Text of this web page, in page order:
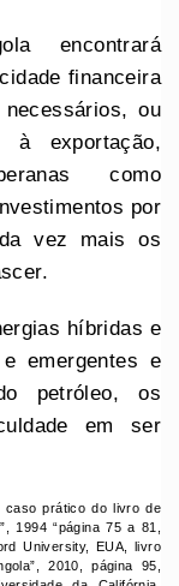
encontrará
financeira
ou
à exportação,
como
por
vez mais os
híbridas e
emergentes e
petróleo, os
em ser
caso prático do livro de
1994 “página 75 a 81,
University, EUA, livro
2010, página 95,